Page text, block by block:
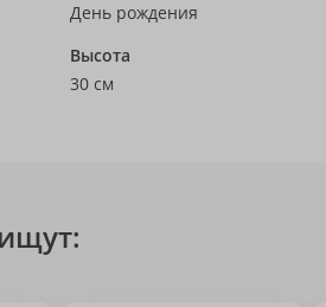
День рождения
Высота
30 см